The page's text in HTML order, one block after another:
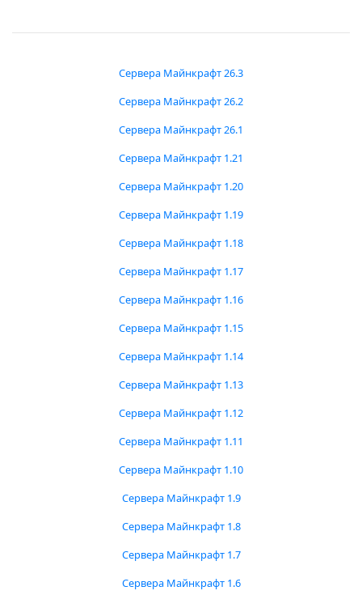
Сервера Майнкрафт 26.3
Сервера Майнкрафт 26.2
Сервера Майнкрафт 26.1
Сервера Майнкрафт 1.21
Сервера Майнкрафт 1.20
Сервера Майнкрафт 1.19
Сервера Майнкрафт 1.18
Сервера Майнкрафт 1.17
Сервера Майнкрафт 1.16
Сервера Майнкрафт 1.15
Сервера Майнкрафт 1.14
Сервера Майнкрафт 1.13
Сервера Майнкрафт 1.12
Сервера Майнкрафт 1.11
Сервера Майнкрафт 1.10
Сервера Майнкрафт 1.9
Сервера Майнкрафт 1.8
Сервера Майнкрафт 1.7
Сервера Майнкрафт 1.6